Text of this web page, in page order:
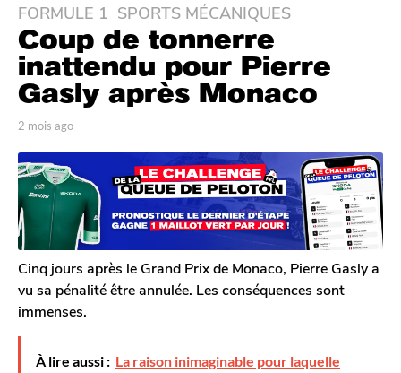
2
m
o
i
s
a
o
2
m
o
i
s
a
g
o
FORMULE 1 ,SPORTS MÉCANIQUES
Coup de tonnerre
inattendu pour Pierre
Gasly après Monaco
p
r
T
o
m
G
a
l
r
o
n
2 mois ago
i
s
g
o
Cinq jours après le Grand Prix de Monaco, Pierre Gasly a
vu sa pénalité être annulée. Les conséquences sont
immenses.
À lire aussi : La raison inimaginable pour laquelle